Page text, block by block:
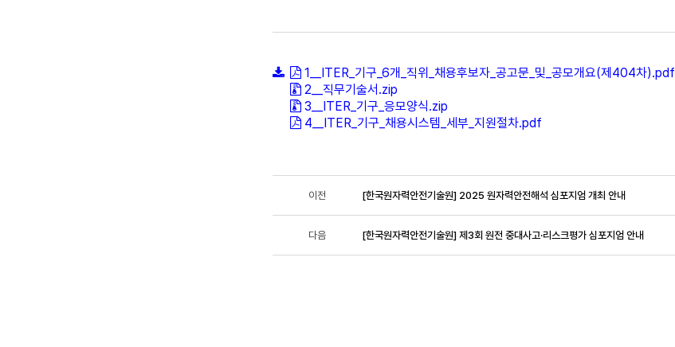
1__ITER_기구_6개_직위_채용후보자_공고문_및_공모개요(제404차).pdf
2__직무기술서.zip
3__ITER_기구_응모양식.zip
4__ITER_기구_채용시스템_세부_지원절차.pdf
이전 [한국원자력안전기술원] 2025 원자력안전해석 심포지엄 개최 안내
다음 [한국원자력안전기술원] 제3회 원전 중대사고·리스크평가 심포지엄 안내